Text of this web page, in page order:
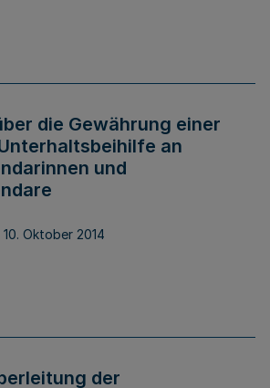
die Gewährung einer
an
und
10. Oktober 2014
der